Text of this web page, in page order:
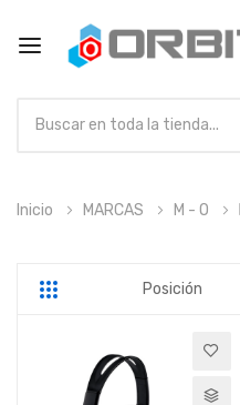
alInicio MARCAS M - O
Parrilla